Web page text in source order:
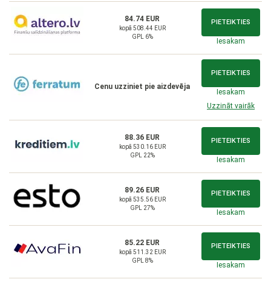
84.74 EUR
kopā 508.44 EUR
GPL 6%
PIETEIKTIES
Iesakam
Cenu uzziniet pie aizdevēja
PIETEIKTIES
Iesakam
Uzzināt vairāk
88.36 EUR
kopā 530.16 EUR
GPL 22%
PIETEIKTIES
Iesakam
89.26 EUR
kopā 535.56 EUR
GPL 27%
PIETEIKTIES
Iesakam
85.22 EUR
kopā 511.32 EUR
GPL 8%
PIETEIKTIES
Iesakam